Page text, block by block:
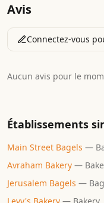
Avis
Connectez-vous
Aucun avis pour le
Établissements
Main Street Bagels —
Avraham Bakery —
Jerusalem Bagels —
Levy's Bakery — Bakery